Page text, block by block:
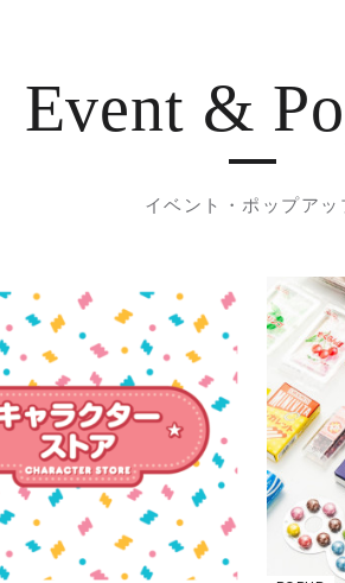
Event &
イベント・ポップアッ